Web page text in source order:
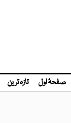
صفحۂ اول تازہ ترین